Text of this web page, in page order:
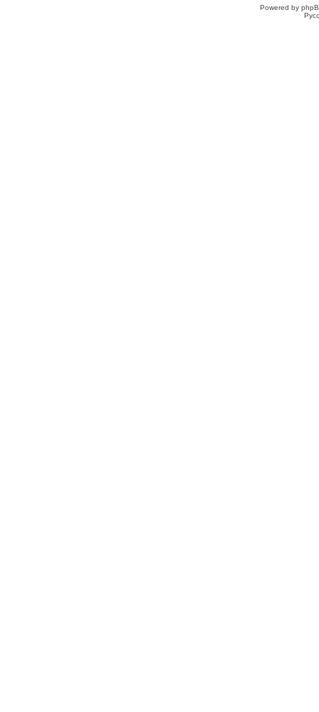
Powered by